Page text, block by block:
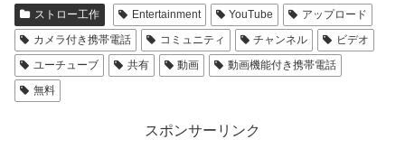
ストロー工作 Entertainment YouTube
アップロード
カメラ付き携帯電話
コミュニティ チャンネル
ビデオ
ユーチューブ
共有 動画
動画機能付き携帯電話
無料
スポンサーリンク